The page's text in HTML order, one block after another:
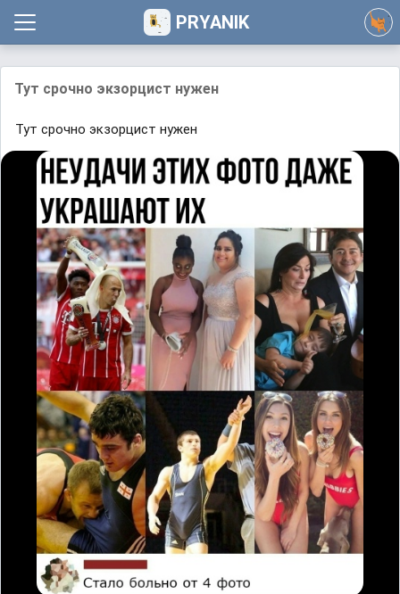
PRYANIK
Тут срочно экзорцист нужен
Тут срочно экзорцист нужен